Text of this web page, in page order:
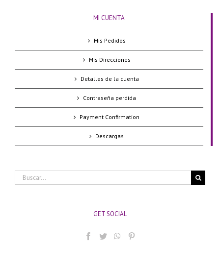
MI CUENTA
Mis Pedidos
Mis Direcciones
Detalles de la cuenta
Contraseña perdida
Payment Confirmation
Descargas
Buscar:
GET SOCIAL